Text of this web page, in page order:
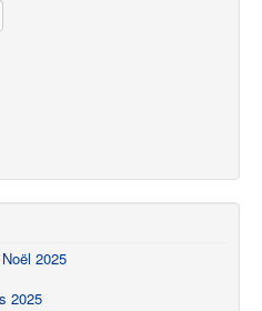
2025
2025